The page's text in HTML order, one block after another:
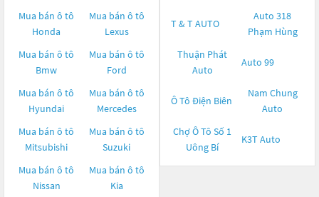
Mua bán ô tô
Honda
Mua bán ô tô
Lexus
Mua bán ô tô
Bmw
Mua bán ô tô
Ford
Mua bán ô tô
Hyundai
Mua bán ô tô
Mercedes
Mua bán ô tô
Mitsubishi
Mua bán ô tô
Suzuki
Mua bán ô tô
Nissan
Mua bán ô tô
Kia
T & T AUTO
Auto 318
Phạm Hùng
Thuận Phát
Auto
Auto 99
Ô Tô Điện Biên
Nam Chung
Auto
Chợ Ô Tô Số 1
Uông Bí
K3T Auto